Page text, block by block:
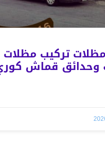
تركيب مظلات
وحدائق قماش